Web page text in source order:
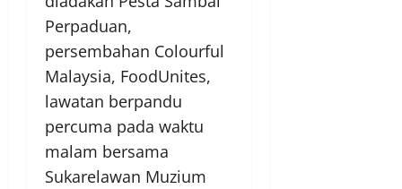
Perpaduan,
persembahan Colourful
Malaysia, FoodUnites,
lawatan berpandu
percuma pada waktu
malam bersama
Sukarelawan Muzium